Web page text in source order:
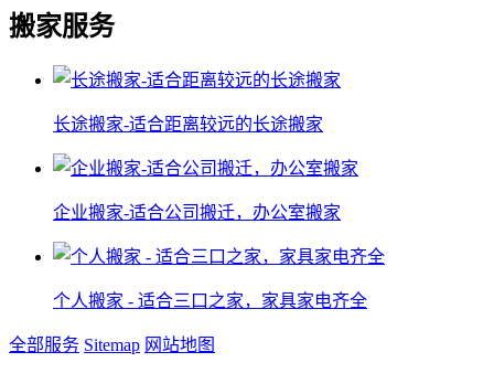
搬家服务
长途搬家-适合距离较远的长途搬家
企业搬家-适合公司搬迁，办公室搬家
个人搬家 - 适合三口之家，家具家电齐全
全部服务 Sitemap 网站地图